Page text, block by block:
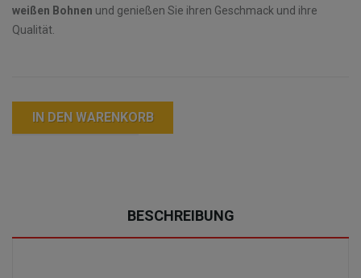
weißen Bohnen und genießen Sie ihren Geschmack und ihre
Qualität.
IN DEN WARENKORB
BESCHREIBUNG